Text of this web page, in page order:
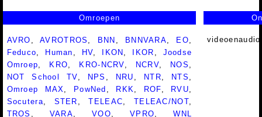
Omroepen
AVRO ,AVROTROS , BNN , BNNVARA, EO,
Feduco, Human , HV, IKON , IKOR , Joodse
Omroep, KRO, KRO-NCRV, NCRV, NOS ,
NOT School TV, NPS , NRU , NTR, NTS ,
Omroep MAX, PowNed , RKK, ROF, RVU,
Socutera, STER ,TELEAC, TELEAC/NOT,
TROS , VARA,VOO,VPRO,WNL